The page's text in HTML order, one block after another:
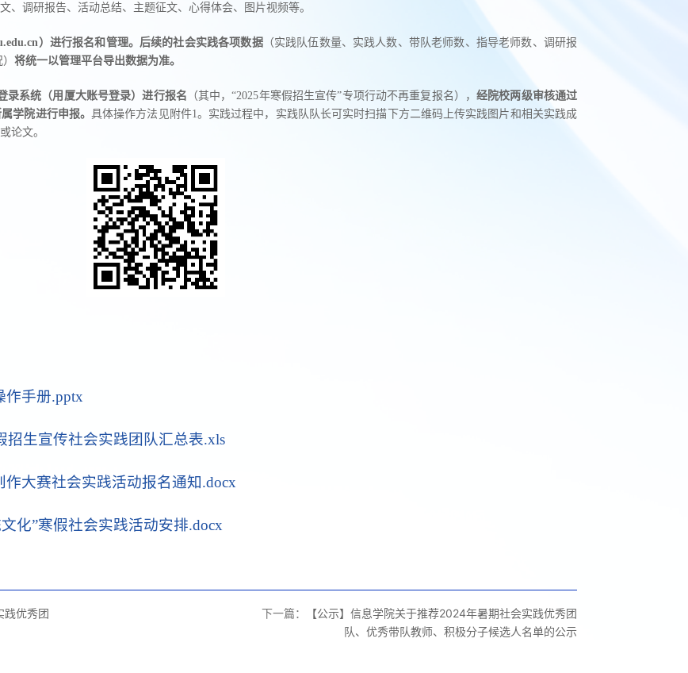
调研报告、活动总结、主题征文、心得体会、图片视频等。
） 进行报名和管理。后续的社会实践各项数据（实践队伍数量、实践人数、带队老师数、指导老师数、调研报
将统一以管理平台导出数据为准。
录系统（用厦大账号登录）进行报名 （其中，“2025年寒假招生宣传”专项行动不再重复报名）， 经院校两级审核通过
学院进行申报。 具体操作方法见附件1。实践过程中，实践队队长可实时扫描下方二维码上传实践图片和相关实践成
论文。
作手册.pptx
招生宣传社会实践团队汇总表.xls
大赛社会实践活动报名通知.docx
化”寒假社会实践活动安排.docx
践优秀团
下一篇：
【公示】信息学院关于推荐2024年暑期社会实践优秀团
队、优秀带队教师、积极分子候选人名单的公示